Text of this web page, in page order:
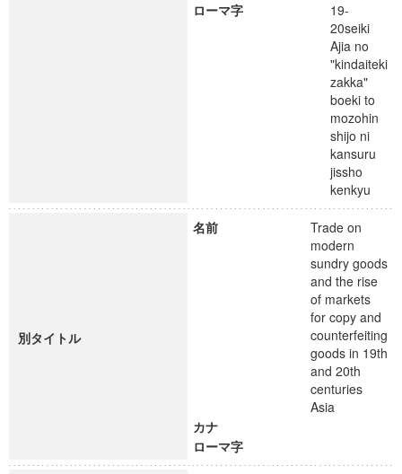
ローマ字
19-
20seiki
Ajia no
"kindaiteki
zakka"
boeki to
mozohin
shijo ni
kansuru
jissho
kenkyu
別タイトル
名前
Trade on
modern
sundry goods
and the rise
of markets
for copy and
counterfeiting
goods in 19th
and 20th
centuries
Asia
カナ
ローマ字